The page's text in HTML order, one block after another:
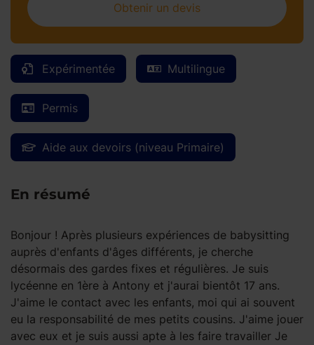
Expérimentée Multilingue
Permis
Aide aux devoirs (niveau Primaire)
En résumé
Bonjour ! Après plusieurs expériences de babysitting
auprès d'enfants d'âges différents, je cherche
désormais des gardes fixes et régulières. Je suis
lycéenne en 1ère à Antony et j'aurai bientôt 17 ans.
J'aime le contact avec les enfants, moi qui ai souvent
eu la responsabilité de mes petits cousins. J'aime jouer
avec eux et je suis aussi apte à les faire travailler Je
Obtenir un devis